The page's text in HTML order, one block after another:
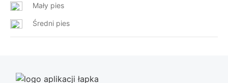
Mały pies
Średni pies